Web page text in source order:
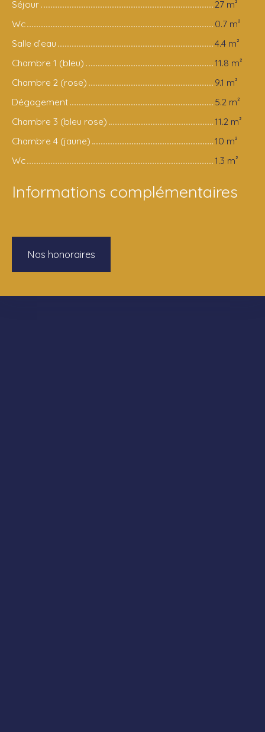
Séjour
27 m²
Wc
0.7 m²
Salle d’eau
4.4 m²
Chambre 1 (bleu)
11.8 m²
Chambre 2 (rose)
9.1 m²
Dégagement
5.2 m²
Chambre 3 (bleu rose)
11.2 m²
Chambre 4 (jaune)
10 m²
Wc
1.3 m²
Informations complémentaires
Nos honoraires